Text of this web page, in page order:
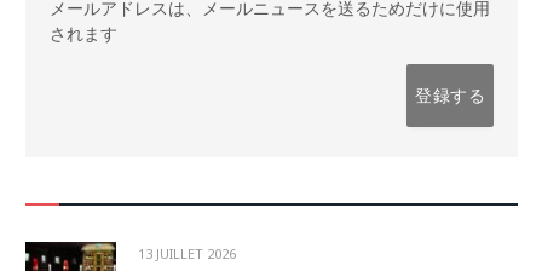
メールアドレスは、メールニュースを送るためだけに使用
されます
13 JUILLET 2026